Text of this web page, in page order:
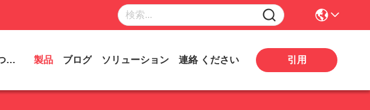
わたしたち に つい て 製品 ブログ ソリューション 連絡 ください 引用